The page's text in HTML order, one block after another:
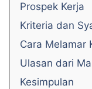
Prospek Kerja
Kriteria dan
Cara Melamar
Ulasan dari
Kesimpulan